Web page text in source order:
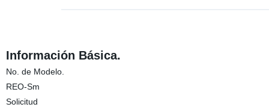
Información Básica.
No. de Modelo.
REO-Sm
Solicitud